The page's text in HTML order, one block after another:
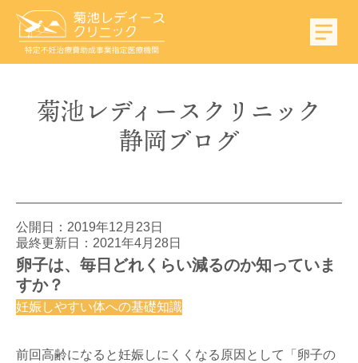
菊池レディース クリニック
静岡ブログ
公開日： 2019年12月23日
最終更新日：2021年4月28日
卵子は、毎日どれくらい減るのか知っていま
すか？
妊娠しやすい体への基礎知識
前回高齢になると妊娠しにくくなる原因として「卵子の